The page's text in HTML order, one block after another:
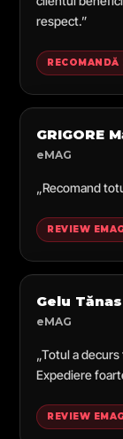
respect.”
RECOMANDĂ
GRIGORE
eMAG
„Recomand
REVIEW EMAG
Gelu
eMAG
„Totul a
Expediere
REVIEW EMAG